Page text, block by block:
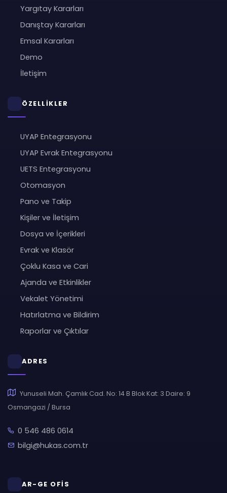
Yargıtay Kararları
Danıştay Kararları
Emsal Kararları
Demo
İletişim
ÖZELLİKLER
UYAP Entegrasyonu
UYAP Evrak Entegrasyonu
UETS Entegrasyonu
Otomasyon
Pano ve Takip
Kişiler ve İletişim
Dosya ve İçerikleri
Evrak ve Klasör
Çoklu Kasa ve Cari
Ajanda ve Etkinlikler
Vekalet Yönetimi
Hatırlatma ve Bildirim
Raporlar ve Çıktılar
ADRES
Yunuseli Mah. Çamlık Cad. No: 14 B Blok Kat: 3 Daire: 9
Osmangazi / Bursa
0 546 486 0614
bilgi@hukas.com.tr
AR-GE OFİS